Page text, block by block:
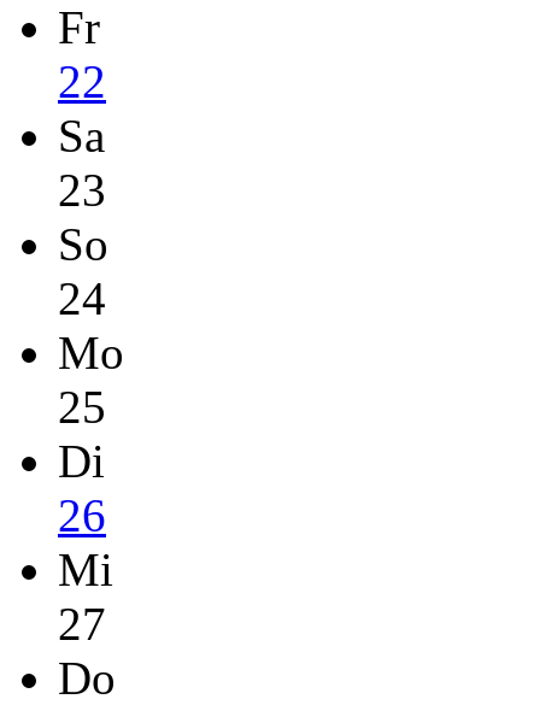
Fr
22
Sa
23
So
24
Mo
25
Di
26
Mi
27
Do